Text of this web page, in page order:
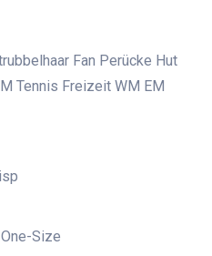
Fan Perücke Hut
Tennis Freizeit WM EM
Size